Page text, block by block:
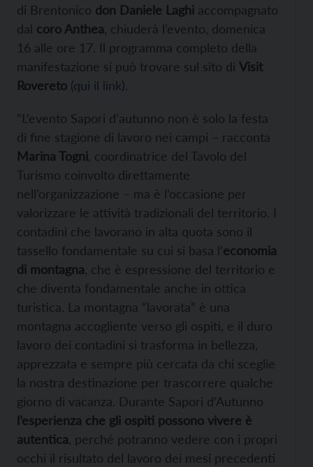
di Brentonico don Daniele Laghi accompagnato
dal coro Anthea , chiuderà l’evento, domenica
16 alle ore 17. Il programma completo della
manifestazione si può trovare sul sito di Visit
Rovereto (qui il link).
“L’evento Sapori d’autunno non è solo la festa
di fine stagione di lavoro nei campi – racconta
Marina Togni , coordinatrice del Tavolo del
Turismo coinvolto direttamente
nell’organizzazione – ma è l’occasione per
valorizzare le attività tradizionali del territorio. I
contadini che lavorano in alta quota sono il
tassello fondamentale su cui si basa l’economia
di montagna , che è espressione del territorio e
che diventa fondamentale anche in ottica
turistica. La montagna “lavorata” è una
montagna accogliente verso gli ospiti, e il duro
lavoro dei contadini si trasforma in bellezza,
apprezzata e sempre più cercata da chi sceglie
la nostra destinazione per trascorrere qualche
giorno di vacanza. Durante Sapori d’Autunno
l’esperienza che gli ospiti possono vivere è
autentica , perché potranno vedere con i propri
occhi il risultato del lavoro dei mesi precedenti